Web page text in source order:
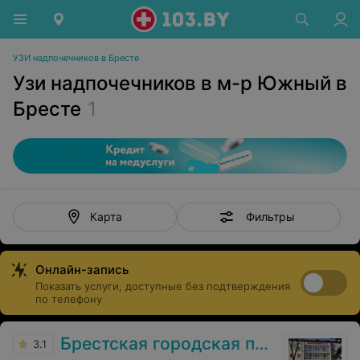
УЗИ надпочечников в Бресте
Узи надпочечников в м-р Южный в
Бресте 1
Карта Фильтры
Онлайн-запись
Показать услуги, доступные без подтверждения
по телефону
3.1 Брестская городская поликлиника №3